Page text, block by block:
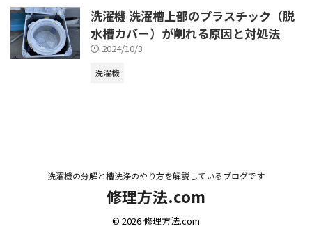
洗濯機 洗濯槽上部のプラスチック（脱
水槽カバー）が削れる原因と対処法
2024/10/3
洗濯機
洗濯機の分解と槽洗浄のやり方を解説しているブログです
修理方法.com
© 2026 修理方法.com